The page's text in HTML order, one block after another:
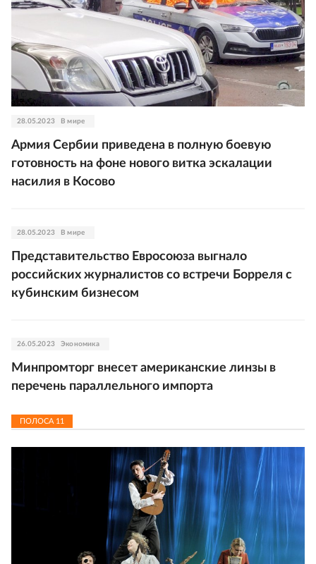
28.05.2023 В мире
Армия Сербии приведена в полную боевую
готовность на фоне нового витка эскалации
насилия в Косово
28.05.2023 В мире
Представительство Евросоюза выгнало
российских журналистов со встречи Борреля с
кубинским бизнесом
26.05.2023 Экономика
Минпромторг внесет американские линзы в
перечень параллельного импорта
ПОЛОСА 11